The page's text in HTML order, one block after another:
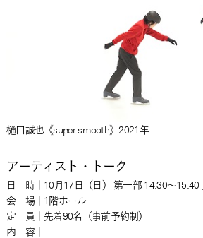
樋口誠也《super smooth》2021年
アーティスト・トーク
日 時｜10月17日（日） 第一部 14:30～15:40
会 場｜1階ホール
定 員｜先着90名（事前予約制）
内 容｜